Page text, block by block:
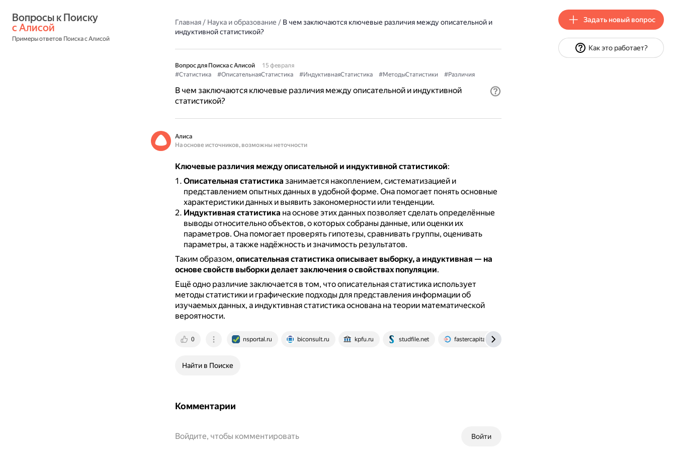
с Алисой
Примеры ответов Поиска с Алисой
Главная/ Наука и образование / В чем заключаются ключевые различия между описательной и
индуктивной статистикой?
Вопрос для Поиска с Алисой
15 февраля
#Статистика
#ОписательнаяСтатистика #ИндуктивнаяСтатистика #МетодыСтатистики #Различия
В чем заключаются ключевые различия между описательной и индуктивной
статистикой?
Алиса
На основе источников, возможны неточности
Ключевые различия между описательной и индуктивной статистикой:
Описательная статистика занимается накоплением, систематизацией и
представлением опытных данных в удобной форме. Она помогает понять основные
характеристики данных и выявить закономерности или тенденции.
Индуктивная статистика на основе этих данных позволяет сделать определённые
выводы относительно объектов, о которых собраны данные, или оценки их
параметров. Она помогает проверять гипотезы, сравнивать группы, оценивать
параметры, а также надёжность и значимость результатов.
Таким образом, описательная статистика описывает выборку, а индуктивная — на
основе свойств выборки делает заключения о свойствах популяции.
Ещё одно различие заключается в том, что описательная статистика использует
методы статистики и графические подходы для представления информации об
изучаемых данных, а индуктивная статистика основана на теории математической
вероятности.
0 nsportal.ru biconsult.ru kpfu.ru studfile.net fastercapital.com
Найти в Поиске
Комментарии
Войти
Войдите, чтобы комментировать
Задать новый вопрос
Как это работает?